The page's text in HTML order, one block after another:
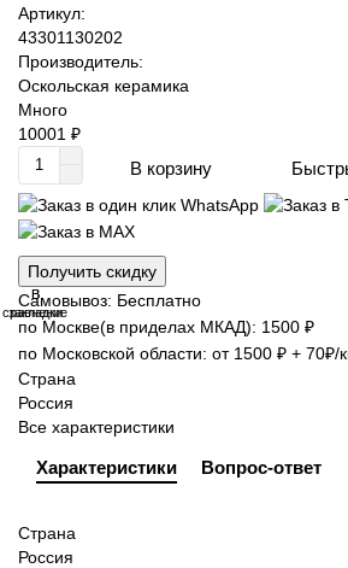
Артикул:
43301130202
Производитель:
Оскольская керамика
Много
10001 ₽
В корзину
Получить скидку
В
закладки
В
сравнение
Самовывоз: Бесплатно
по Москве(в приделах МКАД): 1500 ₽
по Московской области: от 1500 ₽ + 70₽/
Страна
Россия
Все характеристики
Характеристики Вопрос-ответ
Страна
Россия